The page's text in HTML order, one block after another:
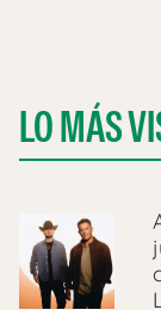
LO MÁS